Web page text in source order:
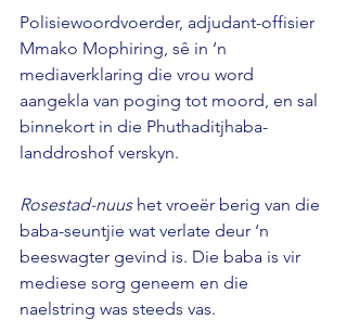
Polisiewoordvoerder, adjudant-offisier
Mmako Mophiring, sê in ‘n
mediaverklaring die vrou word
aangekla van poging tot moord, en sal
binnekort in die Phuthaditjhaba-
landdroshof verskyn.
Rosestad-nuus het vroeër berig van die
baba-seuntjie wat verlate deur ‘n
beeswagter gevind is. Die baba is vir
mediese sorg geneem en die
naelstring was steeds vas.